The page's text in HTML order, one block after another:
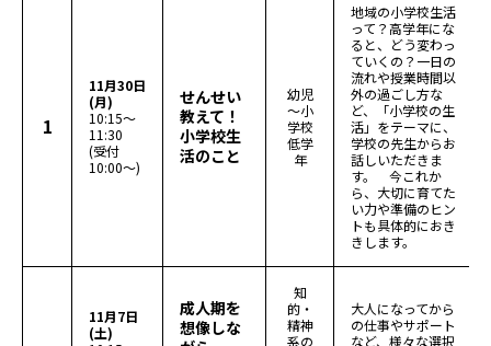
1
11月30日
(月)
10:15～
11:30
(受付
10:00～)
せんせい
教えて！
小学校生
活のこと
幼児
～小
学校
低学
年
地域の小学校生活
って？高学年にな
ると、どう変わっ
ていくの？一日の
流れや授業時間以
外の過ごし方な
ど、「小学校の生
活」をテーマに、
学校の先生からお
話しいただきま
す。 今これか
ら、大切に育てた
い力や準備のヒン
トも具体的におき
きします。
11月7日
(土)
成人期を
想像しな
知
的・
精神
系の
大人になってから
の仕事やサポート
など、様々な選択